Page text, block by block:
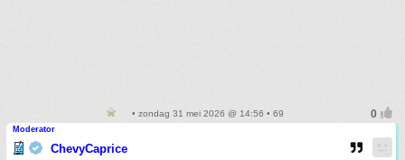
• zondag 31 mei 2026 @ 14:56 • 69
Moderator
ChevyCaprice